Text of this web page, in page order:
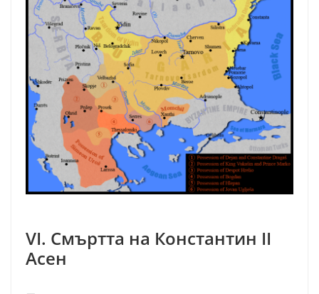
VI. Смъртта на Константин II
Асен